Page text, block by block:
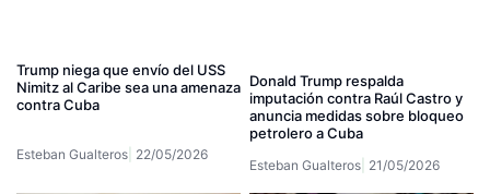
Trump niega que envío del USS
Nimitz al Caribe sea una amenaza
contra Cuba
Esteban Gualteros 22/05/2026
Donald Trump respalda
imputación contra Raúl Castro y
anuncia medidas sobre bloqueo
petrolero a Cuba
Esteban Gualteros 21/05/2026